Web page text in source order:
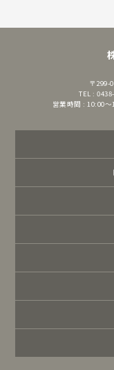
〒299-
TEL :
営業時間 : 10:00